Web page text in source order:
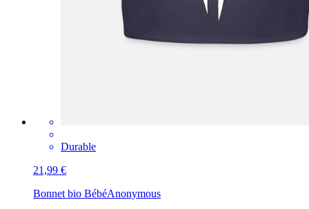
Durable
21,99 €
Bonnet bio BébéAnonymous